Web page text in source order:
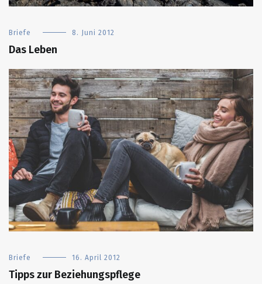
Briefe 8. Juni 2012
Das Leben
Briefe 16. April 2012
Tipps zur Beziehungspflege